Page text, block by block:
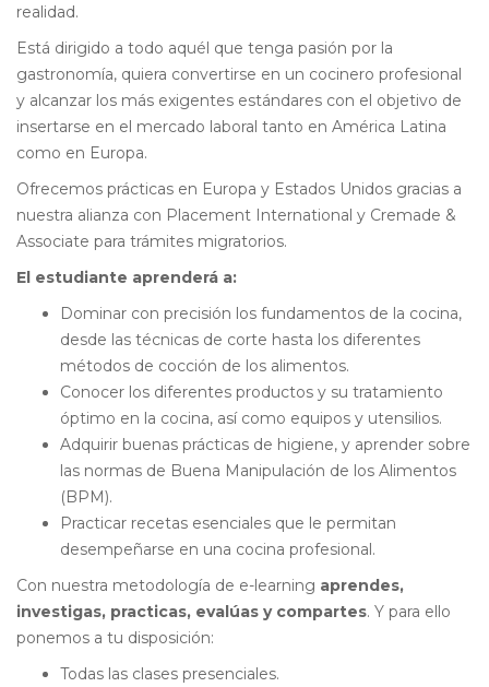
realidad.
Está dirigido a todo aquél que tenga pasión por la
gastronomía, quiera convertirse en un cocinero profesional
y alcanzar los más exigentes estándares con el objetivo de
insertarse en el mercado laboral tanto en América Latina
como en Europa.
Ofrecemos prácticas en Europa y Estados Unidos gracias a
nuestra alianza con Placement International y Cremade &
Associate para trámites migratorios.
El estudiante aprenderá a:
Dominar con precisión los fundamentos de la cocina,
desde las técnicas de corte hasta los diferentes
métodos de cocción de los alimentos.
Conocer los diferentes productos y su tratamiento
óptimo en la cocina, así como equipos y utensilios.
Adquirir buenas prácticas de higiene, y aprender sobre
las normas de Buena Manipulación de los Alimentos
(BPM).
Practicar recetas esenciales que le permitan
desempeñarse en una cocina profesional.
Con nuestra metodología de e-learning aprendes,
investigas, practicas, evalúas y compartes. Y para ello
ponemos a tu disposición:
Todas las clases presenciales.